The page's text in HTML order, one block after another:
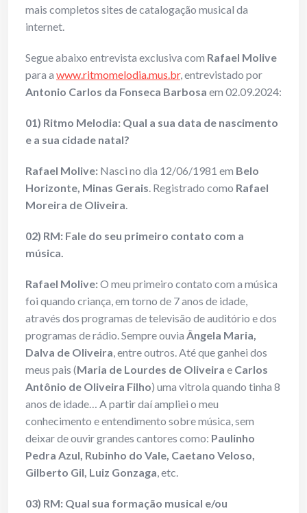
mais completos sites de catalogação musical da
internet.
Segue abaixo entrevista exclusiva com Rafael Molive
para a www.ritmomelodia.mus.br, entrevistado por
Antonio Carlos da Fonseca Barbosa em 02.09.2024:
01) Ritmo Melodia: Qual a sua data de nascimento
e a sua cidade natal?
Rafael Molive: Nasci no dia 12/06/1981 em Belo
Horizonte, Minas Gerais. Registrado como Rafael
Moreira de Oliveira.
02) RM: Fale do seu primeiro contato com a
música.
Rafael Molive:O meu primeiro contato com a música
foi quando criança, em torno de 7 anos de idade,
através dos programas de televisão de auditório e dos
programas de rádio. Sempre ouvia Ângela Maria,
Dalva de Oliveira, entre outros. Até que ganhei dos
meus pais (Maria de Lourdes de Oliveira e Carlos
Antônio de Oliveira Filho) uma vitrola quando tinha 8
anos de idade… A partir daí ampliei o meu
conhecimento e entendimento sobre música, sem
deixar de ouvir grandes cantores como: Paulinho
Pedra Azul, Rubinho do Vale, Caetano Veloso,
Gilberto Gil, Luiz Gonzaga, etc.
03) RM: Qual sua formação musical e/ou